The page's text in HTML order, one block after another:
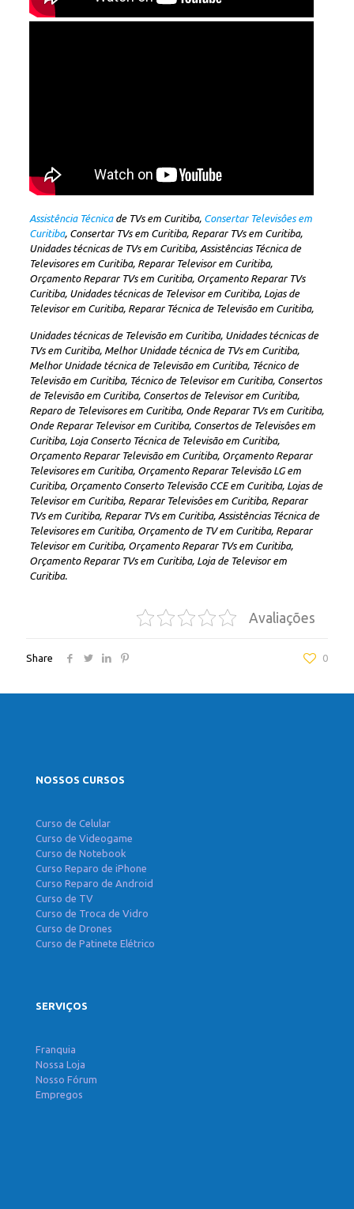
Assistência Técnicade TVs em Curitiba, Consertar Televisôes em
Curitiba, Consertar TVs em Curitiba, Reparar TVs em Curitiba,
Unidades técnicas de TVs em Curitiba, Assistências Técnica de
Televisores em Curitiba, Reparar Televisor em Curitiba,
Orçamento Reparar TVs em Curitiba, Orçamento Reparar TVs
Curitiba, Unidades técnicas de Televisor em Curitiba, Lojas de
Televisor em Curitiba, Reparar Técnica de Televisão em Curitiba,
Unidades técnicas de Televisão em Curitiba, Unidades técnicas de
TVs em Curitiba, Melhor Unidade técnica de TVs em Curitiba,
Melhor Unidade técnica de Televisão em Curitiba, Técnico de
Televisão em Curitiba, Técnico de Televisor em Curitiba, Consertos
de Televisão em Curitiba, Consertos de Televisor em Curitiba,
Reparo de Televisores em Curitiba, Onde Reparar TVs em Curitiba,
Onde Reparar Televisor em Curitiba, Consertos de Televisôes em
Curitiba, Loja Conserto Técnica de Televisão em Curitiba,
Orçamento Reparar Televisão em Curitiba, Orçamento Reparar
Televisores em Curitiba, Orçamento Reparar Televisão LG em
Curitiba, Orçamento Conserto Televisão CCE em Curitiba, Lojas de
Televisor em Curitiba, Reparar Televisôes em Curitiba, Reparar
TVs em Curitiba, Reparar TVs em Curitiba, Assistências Técnica de
Televisores em Curitiba, Orçamento de TV em Curitiba, Reparar
Televisor em Curitiba, Orçamento Reparar TVs em Curitiba,
Orçamento Reparar TVs em Curitiba, Loja de Televisor em
Curitiba.
Avaliações
Share 0
NOSSOS CURSOS
Curso de Celular
Curso de Videogame
Curso de Notebook
Curso Reparo de iPhone
Curso Reparo de Android
Curso de TV
Curso de Troca de Vidro
Curso de Drones
Curso de Patinete Elétrico
SERVIÇOS
Franquia
Nossa Loja
Nosso Fórum
Empregos